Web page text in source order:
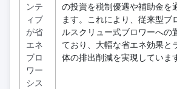
ンテ
ィブ
が省
エネ
ブロ
ワー
シス
の投資を税制優遇や補助金を
ます。これにより、従来型ブ
ルスクリュー式ブロワーへの
ており、大幅な省エネ効果と
体の排出削減を実現していま